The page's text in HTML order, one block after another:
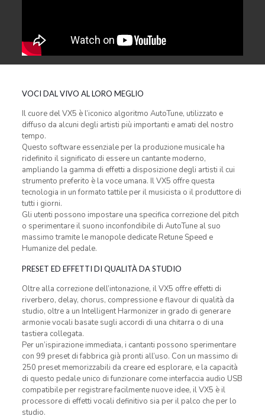
VOCI DAL VIVO AL LORO MEGLIO
Il cuore del VX5 è l’iconico algoritmo AutoTune, utilizzato e
diffuso da alcuni degli artisti più importanti e amati del nostro
tempo.
Questo software essenziale per la produzione musicale ha
ridefinito il significato di essere un cantante moderno,
ampliando la gamma di effetti a disposizione degli artisti il cui
strumento preferito è la voce umana. Il VX5 offre questa
tecnologia in un formato tattile per il musicista o il produttore di
tutti i giorni.
Gli utenti possono impostare una specifica correzione del pitch
o sperimentare il suono inconfondibile di AutoTune al suo
massimo tramite le manopole dedicate Retune Speed e
Humanize del pedale.
PRESET ED EFFETTI DI QUALITÀ DA STUDIO
Oltre alla correzione dell’intonazione, il VX5 offre effetti di
riverbero, delay, chorus, compressione e flavour di qualità da
studio, oltre a un Intelligent Harmonizer in grado di generare
armonie vocali basate sugli accordi di una chitarra o di una
tastiera collegata.
Per un’ispirazione immediata, i cantanti possono sperimentare
con 99 preset di fabbrica già pronti all’uso. Con un massimo di
250 preset memorizzabili da creare ed esplorare, e la capacità
di questo pedale unico di funzionare come interfaccia audio USB
compatibile per registrare facilmente nuove idee, il VX5 è il
processore di effetti vocali definitivo sia per il palco che per lo
studio.